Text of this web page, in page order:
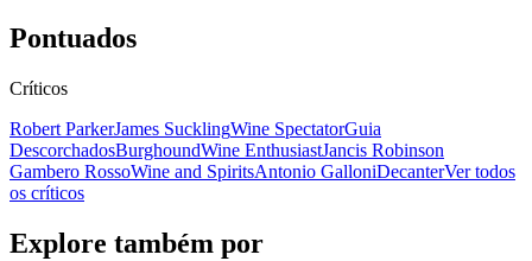
Pontuados
Críticos
Robert ParkerJames SucklingWine SpectatorGuia
DescorchadosBurghoundWine EnthusiastJancis Robinson
Gambero RossoWine and SpiritsAntonio GalloniDecanterVer todos
os críticos
Explore também por